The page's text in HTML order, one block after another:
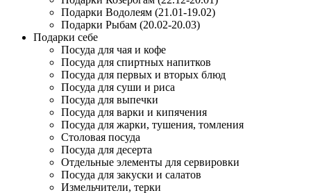
Подарки Водолеям (21.01-19.02)
Подарки Рыбам (20.02-20.03)
Подарки себе
Посуда для чая и кофе
Посуда для спиртных напитков
Посуда для первых и вторых блюд
Посуда для суши и риса
Посуда для выпечки
Посуда для варки и кипячения
Посуда для жарки, тушения, томления
Столовая посуда
Посуда для десерта
Отдельные элементы для сервировки
Посуда для закуски и салатов
Измельчители, терки